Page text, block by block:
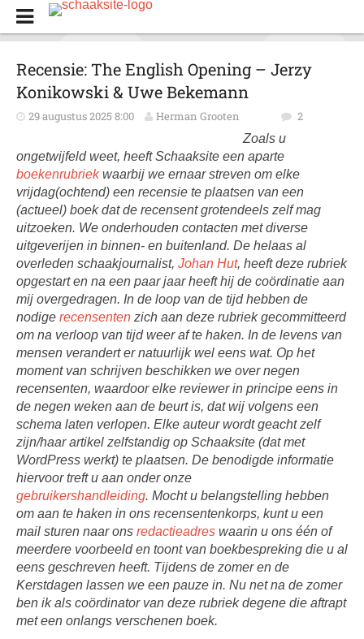
Recensie: The English Opening – Jerzy
Konikowski & Uwe Bekemann
29 augustus 2025 8:00 Herman Grooten 2
Zoals u
ongetwijfeld weet, heeft Schaaksite een aparte
boekenrubriekwaarbij we ernaar streven om elke
vrijdag(ochtend) een recensie te plaatsen van een
(actueel) boek dat de recensent grotendeels zelf mag
uitzoeken. We onderhouden contacten met diverse
uitgeverijen in binnen- en buitenland. De helaas al
overleden schaakjournalist, Johan Hut, heeft deze rubriek
opgestart en na een paar jaar heeft hij de coördinatie aan
mij overgedragen. In de loop van de tijd hebben de
nodige recensenten zich aan deze rubriek gecommitteerd
om na verloop van tijd weer af te haken. In de levens van
mensen verandert er natuurlijk wel eens wat. Op het
moment van schrijven beschikken we over negen
recensenten, waardoor elke reviewer in principe eens in
de negen weken aan de beurt is, dat wij volgens een
schema laten verlopen. Elke auteur wordt geacht zelf
zijn/haar artikel zelfstandig op Schaaksite (dat met
WordPress werkt) te plaatsen. De benodigde informatie
hiervoor treft u aan onder onze
gebruikershandleiding. Mocht u belangstelling hebben
om aan te haken in ons recensentenkorps, kunt u een
mail sturen naar ons redactieadres waarin u ons één of
meerdere voorbeeld en toont van boekbespreking die u al
eens geschreven heeft. Tijdens de zomer en de
Kerstdagen lassen we een pauze in. Nu net na de zomer
ben ik als coördinator van deze rubriek degene die aftrapt
met een onlangs verschenen boek.